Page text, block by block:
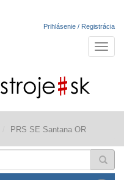
Prihlásenie / Registrácia
PRS SE Santana OR